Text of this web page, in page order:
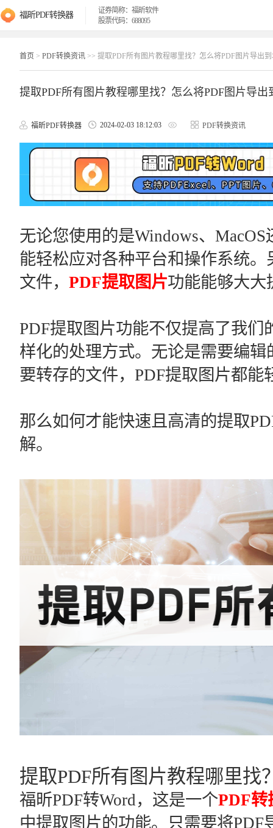
福昕PDF转换器
证券简称：福昕软件
股票代码：688095
首页 > PDF转换资讯 >> 提取PDF所有图片教程哪里找？怎么将PDF图片导出
提取PDF所有图片教程哪里找？怎么将PDF图片导出
福昕PDF转换器 2024-02-03 18:12:03 PDF转换资讯
无论您使用的是Windows、
能轻松应对各种平台和操作系统
文件， PDF提取图片功能能够大大
PDF提取图片功能不仅提高了我
样化的处理方式。无论是需要编
要转存的文件，PDF提取图片都能
那么如何才能快速且高清的提取
解。
提取PDF所有图片教程哪里找
福昕PDF转Word，这是一个PDF转
中提取图片的功能。只需要将